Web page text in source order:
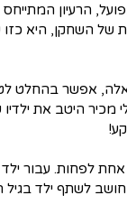
הרעיון
השחקן, היא כזו
אפשר בהחלט
מכיר היטב את
לשתף ילד